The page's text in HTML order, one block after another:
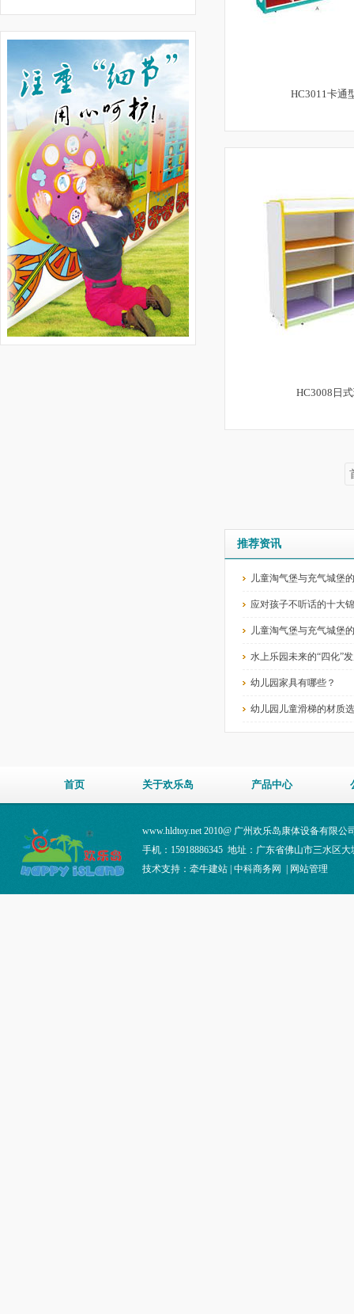
HC3011卡通
HC3008日
推荐资讯
儿童淘气堡与充气城堡
应对孩子不听话的十大
儿童淘气堡与充气城堡
水上乐园未来的“四化”
幼儿园家具有哪些？
幼儿园儿童滑梯的材质
首页 关于欢乐岛 产品中心
www.hldtoy.net 2010@ 广州欢乐岛康体设备有限
手机：15918886345 地址：广东省佛山市三水区
技术支持： 牵牛建站 中科商务网 网站管理